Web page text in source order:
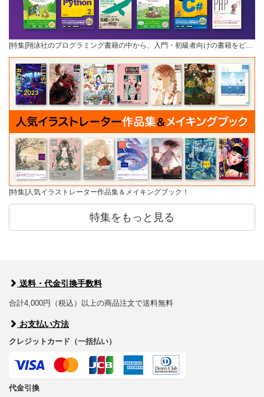
[特集]翔泳社のプログラミング書籍の中から、入門・初級者向けの書籍をピ…
[特集]人気イラストレーター作品集＆メイキングブック！
特集をもっと見る
送料・代金引換手数料
合計4,000円（税込）以上の商品注文で送料無料
お支払い方法
クレジットカード（一括払い）
代金引換